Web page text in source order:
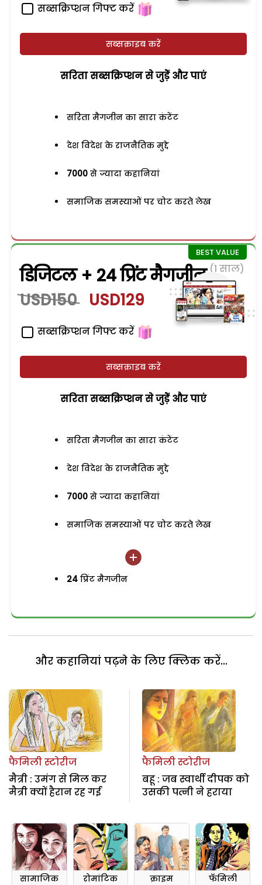
सब्सक्रिप्शन गिफ्ट करें
सब्सक्राइब करें
सरिता सब्सक्रिप्शन से जुड़ेें और पाएं
सरिता मैगजीन का सारा कंटेंट
देश विदेश के राजनैतिक मुद्दे
7000 से ज्यादा कहानियां
समाजिक समस्याओं पर चोट करते लेख
डिजिटल + 24 प्रिंट मैगजीन (1 साल)
USD150 USD129
सब्सक्रिप्शन गिफ्ट करें
सब्सक्राइब करें
सरिता सब्सक्रिप्शन से जुड़ेें और पाएं
सरिता मैगजीन का सारा कंटेंट
देश विदेश के राजनैतिक मुद्दे
7000 से ज्यादा कहानियां
समाजिक समस्याओं पर चोट करते लेख
24 प्रिंट मैगजीन
और कहानियां पढ़ने के लिए क्लिक करें...
फैमिली स्टोरीज
मैत्री : उमंग से मिल कर
मैत्री क्यों हैरान रह गई
फैमिली स्टोरीज
बहू : जब स्वार्थी दीपक को
उसकी पत्नी ने हराया
सामाजिक रोमांटिक क्राइम फॅमिली